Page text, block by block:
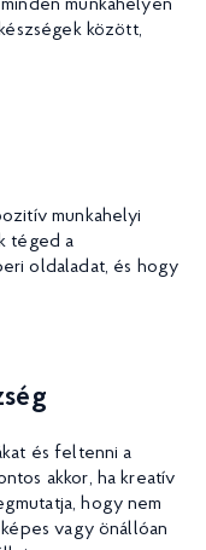
munkahelyen
között,
munkahelyi
téged a
oldaladat, és hogy
és feltenni a
akkor, ha kreatív
hogy nem
vagy önállóan